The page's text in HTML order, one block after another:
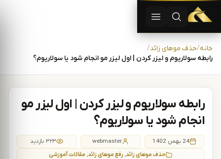
پرش به محتوا
دستگاه لیزر موهای زاید | دستگاه لاغری | آفرودیت لیزر —
باز کردن جستجو
باز کردن منو
خانه حذف موهای زائد
رابطه سولاریوم و لیزر کردن | اول لیزر مو انجام شود یا سولاریوم؟
رابطه سولاریوم و لیزر کردن | اول لیزر مو
انجام شود یا سولاریوم؟
24 بهمن 1402 webmaster
۳۲۳ بازدید
حذف موهای زائد, رفع موهای زائد, مقالات آموزشی